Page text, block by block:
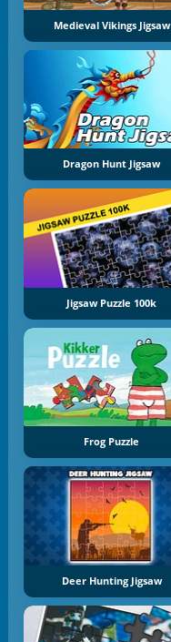
Medieval Vikings Jigsaw
Dragon Hunt Jigsaw
Jigsaw Puzzle 100k
Frog Puzzle
Deer Hunting Jigsaw